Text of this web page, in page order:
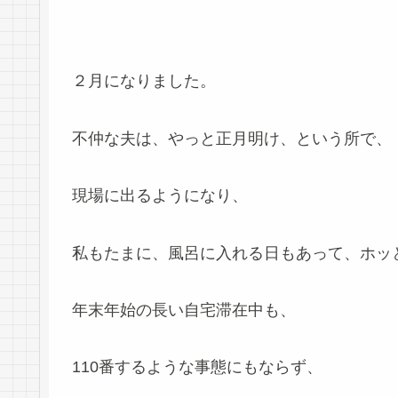
２月になりました。
不仲な夫は、やっと正月明け、という所で、
現場に出るようになり、
私もたまに、風呂に入れる日もあって、ホ
年末年始の長い自宅滞在中も、
110番するような事態にもならず、